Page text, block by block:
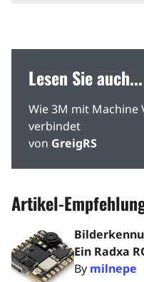
Lesen Sie auch...
Wie 3M mit Machine
verbindet
von GreigRS
Artikel-
Ein Radxa
By milnepe